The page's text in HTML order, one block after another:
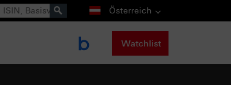
Österreich
Watchlist